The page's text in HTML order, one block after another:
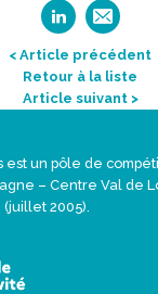
< Article précédent
Retour à la liste
Article suivant >
est un pôle de
– Centre Val de
(juillet 2005).